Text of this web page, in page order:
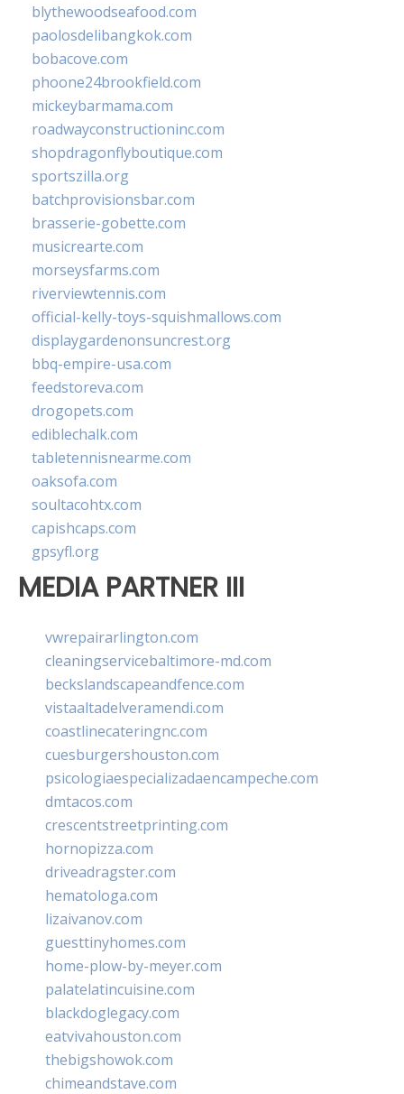
blythewoodseafood.com
paolosdelibangkok.com
bobacove.com
phoone24brookfield.com
mickeybarmama.com
roadwayconstructioninc.com
shopdragonflyboutique.com
sportszilla.org
batchprovisionsbar.com
brasserie-gobette.com
musicrearte.com
morseysfarms.com
riverviewtennis.com
official-kelly-toys-squishmallows.com
displaygardenonsuncrest.org
bbq-empire-usa.com
feedstoreva.com
drogopets.com
ediblechalk.com
tabletennisnearme.com
oaksofa.com
soultacohtx.com
capishcaps.com
gpsyfl.org
MEDIA PARTNER III
vwrepairarlington.com
cleaningservicebaltimore-md.com
beckslandscapeandfence.com
vistaaltadelveramendi.com
coastlinecateringnc.com
cuesburgershouston.com
psicologiaespecializadaencampeche.com
dmtacos.com
crescentstreetprinting.com
hornopizza.com
driveadragster.com
hematologa.com
lizaivanov.com
guesttinyhomes.com
home-plow-by-meyer.com
palatelatincuisine.com
blackdoglegacy.com
eatvivahouston.com
thebigshowok.com
chimeandstave.com